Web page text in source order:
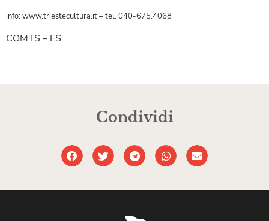
info: www.triestecultura.it – tel. 040-675.4068
COMTS – FS
Condividi